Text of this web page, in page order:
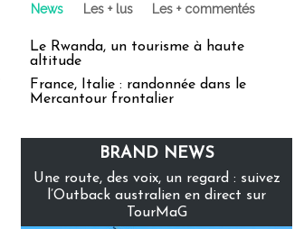
News Les + lus Les + commentés
Le Rwanda, un tourisme à haute
altitude
France, Italie : randonnée dans le
Mercantour frontalier
BRAND NEWS
Une route, des voix, un regard : suivez
l’Outback australien en direct sur
TourMaG